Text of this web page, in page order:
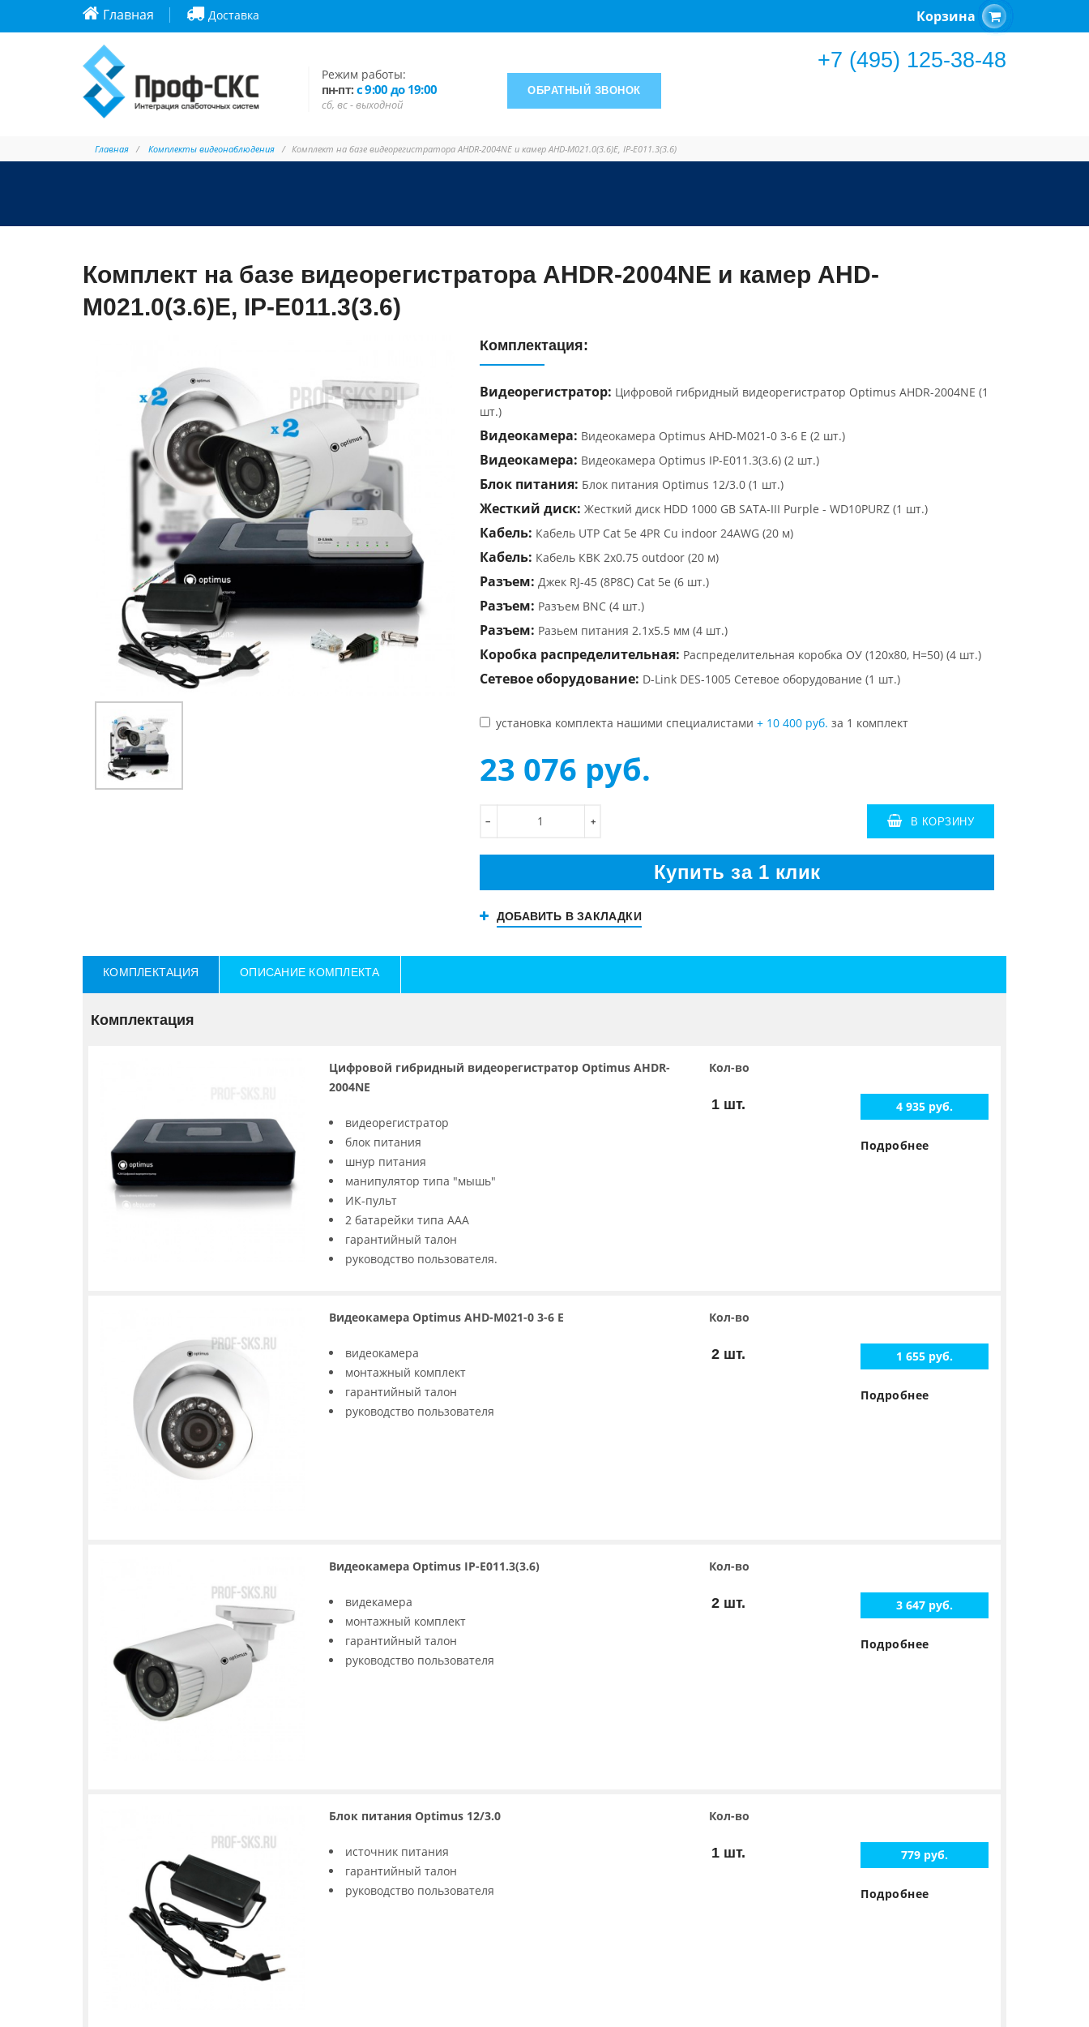
Главная Доставка Корзина
Режим работы:
пн-пт: с 9:00 до 19:00
сб, вс - выходной
ОБРАТНЫЙ ЗВОНОК
+7 (495) 125-38-48
Главная Комплекты видеонаблюдения Комплект на базе видеорегистратора AHDR-2004NE и камер AHD-M021.0(3.6)E, IP-E011.3(3.6)
Комплект на базе видеорегистратора AHDR-2004NE и камер AHD-
M021.0(3.6)E, IP-E011.3(3.6)
Комплектация:
Видеорегистратор: Цифровой гибридный видеорегистратор Optimus AHDR-2004NE (1
шт.)
Видеокамера: Видеокамера Optimus AHD-M021-0 3-6 E (2 шт.)
Видеокамера: Видеокамера Optimus IP-E011.3(3.6) (2 шт.)
Блок питания: Блок питания Optimus 12/3.0 (1 шт.)
Жесткий диск: Жесткий диск HDD 1000 GB SATA-III Purple - WD10PURZ (1 шт.)
Кабель: Кабель UTP Cat 5e 4PR Cu indoor 24AWG (20 м)
Кабель: Кабель КВК 2х0.75 outdoor (20 м)
Разъем: Джек RJ-45 (8P8C) Cat 5e (6 шт.)
Разъем: Разъем BNC (4 шт.)
Разъем: Разьем питания 2.1х5.5 мм (4 шт.)
Коробка распределительная: Распределительная коробка ОУ (120х80, H=50) (4 шт.)
Сетевое оборудование: D-Link DES-1005 Сетевое оборудование (1 шт.)
установка комплекта нашими специалистами + 10 400 руб. за 1 комплект
23 076 руб.
− + В КОРЗИНУ
Купить за 1 клик
ДОБАВИТЬ В ЗАКЛАДКИ
КОМПЛЕКТАЦИЯ ОПИСАНИЕ КОМПЛЕКТА
Комплектация
Цифровой гибридный видеорегистратор Optimus AHDR-
2004NE
видеорегистратор
блок питания
шнур питания
манипулятор типа "мышь"
ИК-пульт
2 батарейки типа ААА
гарантийный талон
руководство пользователя.
Кол-во
1 шт. 4 935 руб.
Подробнее
Видеокамера Optimus AHD-M021-0 3-6 E
видеокамера
монтажный комплект
гарантийный талон
руководство пользователя
Кол-во
2 шт. 1 655 руб.
Подробнее
Видеокамера Optimus IP-E011.3(3.6)
видекамера
монтажный комплект
гарантийный талон
руководство пользователя
Кол-во
2 шт. 3 647 руб.
Подробнее
Блок питания Optimus 12/3.0
источник питания
гарантийный талон
руководство пользователя
Кол-во
1 шт. 779 руб.
Подробнее